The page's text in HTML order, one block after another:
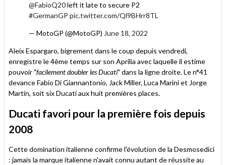
@FabioQ20left it late to secure P2
#GermanGP pic.twitter.com/Ql9BHrr8TL
— MotoGP (@MotoGP) June 18, 2022
Aleix Espargaro, bigrement dans le coup depuis vendredi,
enregistre le 4ème temps sur son Aprilia avec laquelle il estime
pouvoir "facilement doubler les Ducati" dans la ligne droite. Le n°41
devance Fabio Di Giannantonio, Jack Miller, Luca Marini et Jorge
Martin, soit six Ducati aux huit premières places.
Ducati favori pour la première fois depuis
2008
Cette domination italienne confirme l'évolution de la Desmosedici
: jamais la marque italienne n'avait connu autant de réussite au